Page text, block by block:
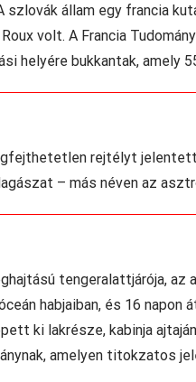
szlovák állam egy francia
volt. A Francia
helyére bukkantak, amely
rejtélyt
– más néven az
tengeralattjárója,
habjaiban, és 16
ki lakrésze, kabinja
amelyen titokzatos